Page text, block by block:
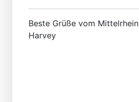
Beste Grüße vom Mittelrhein
Harvey